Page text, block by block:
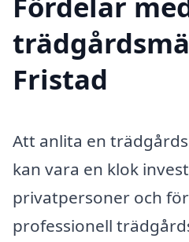
Fristad
Att anlita en
kan vara en klok
privatpersoner och
professionell